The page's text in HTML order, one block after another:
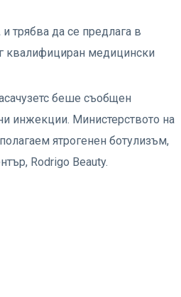
трябва да се предлага в
квалифициран медицински
беше съобщен
инжекции. Министерството на
ятрогенен ботулизъм,
Rodrigo Beauty.